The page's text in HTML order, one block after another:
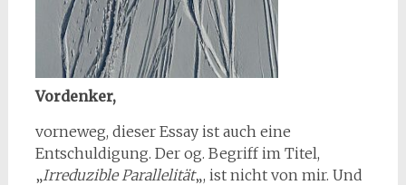
Vordenker,
vorneweg, dieser Essay ist auch eine
Entschuldigung. Der og. Begriff im Titel,
„Irreduzible Parallelität„, ist nicht von mir. Und